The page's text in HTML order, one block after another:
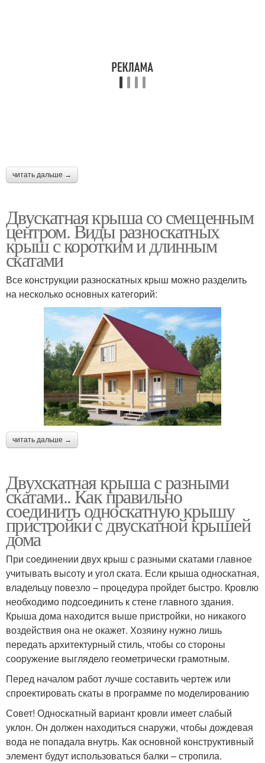
Крыша с разной длиной
двухскатной крыши
металлочерепицу
Вальмовая крыша Крыши с мансардой
Мансардные крыши Треугольная крыша
Крыши из металла Крыши на сруб
стропилами
читать дальше →
Двускатная крыша со смещенным
центром. Виды разноскатных
крыш с коротким и длинным
скатами
Все конструкции разноскатных крыш можно разделить
на несколько основных категорий:
читать дальше →
Двухскатная крыша с разными
скатами.. Как правильно
соединить односкатную крышу
пристройки с двускатной крышей
дома
При соединении двух крыш с разными скатами главное
учитывать высоту и угол ската. Если крыша односкатная,
владельцу повезло – процедура пройдет быстро. Кровлю
необходимо подсоединить к стене главного здания.
Крыша дома находится выше пристройки, но никакого
воздействия она не окажет. Хозяину нужно лишь
передать архитектурный стиль, чтобы со стороны
сооружение выглядело геометрически грамотным.
Перед началом работ лучше составить чертеж или
спроектировать скаты в программе по моделированию
Совет! Односкатный вариант кровли имеет слабый
уклон. Он должен находиться снаружи, чтобы дождевая
вода не попадала внутрь. Как основной конструктивный
элемент будут использоваться балки – стропила.